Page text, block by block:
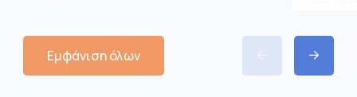
Εμφάνιση όλων